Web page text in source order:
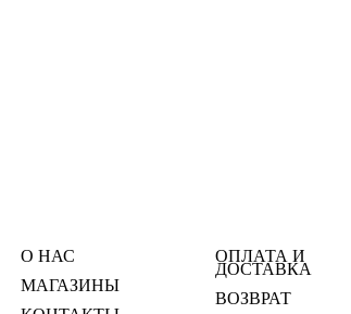
О НАС
МАГАЗИНЫ
ОПЛАТА И
ДОСТАВКА
ВОЗВРАТ